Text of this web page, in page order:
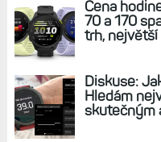
Cena
70 a 170
trh,
Diskuse:
Hledám
skutečným